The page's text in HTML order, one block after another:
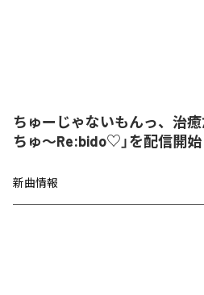
ちゅーじゃないもんっ、治
ちゅ〜Re:bido♡」を配信開始
新曲情報